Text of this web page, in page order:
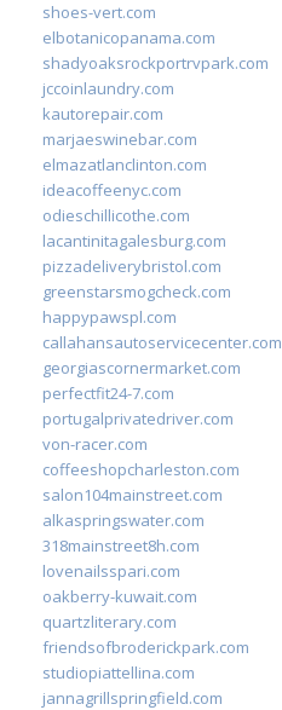
shoes-vert.com
elbotanicopanama.com
shadyoaksrockportrvpark.com
jccoinlaundry.com
kautorepair.com
marjaeswinebar.com
elmazatlanclinton.com
ideacoffeenyc.com
odieschillicothe.com
lacantinitagalesburg.com
pizzadeliverybristol.com
greenstarsmogcheck.com
happypawspl.com
callahansautoservicecenter.com
georgiascornermarket.com
perfectfit24-7.com
portugalprivatedriver.com
von-racer.com
coffeeshopcharleston.com
salon104mainstreet.com
alkaspringswater.com
318mainstreet8h.com
lovenailsspari.com
oakberry-kuwait.com
quartzliterary.com
friendsofbroderickpark.com
studiopiattellina.com
jannagrillspringfield.com